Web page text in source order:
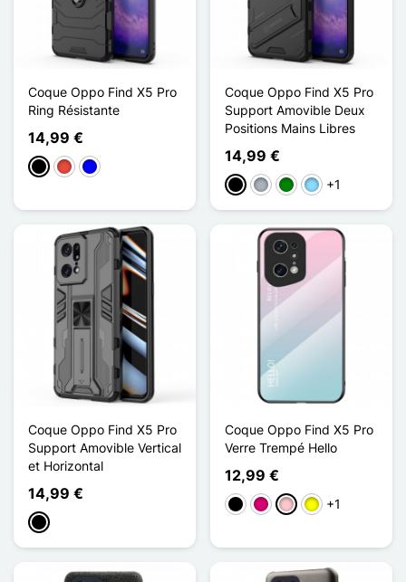
Coque Oppo Find X5 Pro
Ring Résistante
14,99 €
MustaPunainen
Sininen
Coque Oppo Find X5 Pro
Support Amovible Deux
Positions Mains Libres
14,99 €
MustaHarmaaVihreäBleu Clair
+1
Coque Oppo Find X5 Pro
Support Amovible Vertical
et Horizontal
14,99 €
Musta
Coque Oppo Find X5 Pro
Verre Trempé Hello
12,99 €
MustaMagenta
PinkkiKeltainen
+1